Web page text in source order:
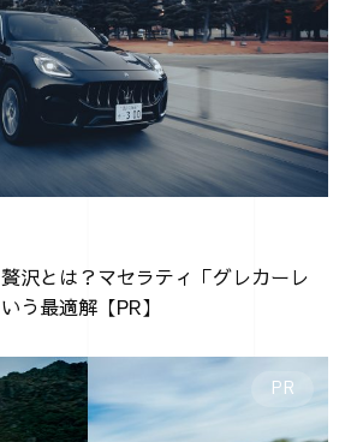
沢とは？マセラティ「グレカーレ
う最適解【PR】